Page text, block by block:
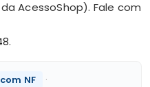
AcessoShop). Fale com
.
NF ·